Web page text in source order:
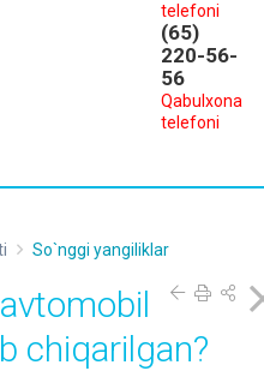
telefoni
(65)
220-56-
56
Qabulxona
telefoni
So`nggi yangiliklar
chiqarilgan?